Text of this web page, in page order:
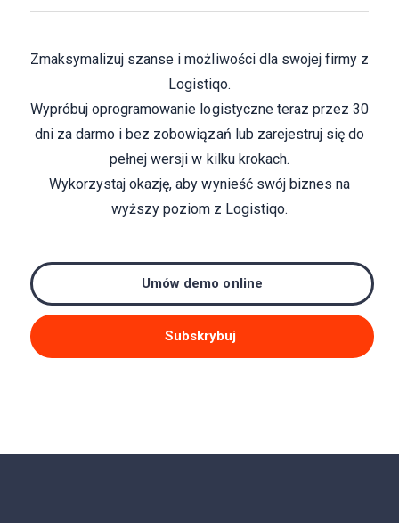
Zmaksymalizuj szanse i możliwości dla swojej firmy z
Logistiqo.
Wypróbuj oprogramowanie logistyczne teraz przez 30
dni za darmo i bez zobowiązań lub zarejestruj się do
pełnej wersji w kilku krokach.
Wykorzystaj okazję, aby wynieść swój biznes na
wyższy poziom z Logistiqo.
Umów demo online
Subskrybuj